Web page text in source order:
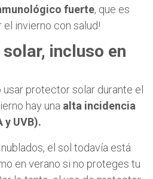
fuerte, que es
invierno con salud!
incluso en
protector solar durante el
hay una alta incidencia
y UVB).
el sol todavía está
en verano si no proteges tu